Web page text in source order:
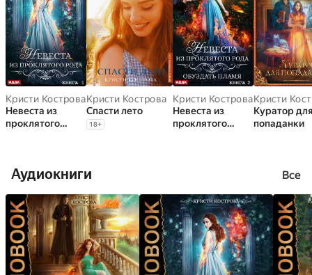
Кристи Кострова
Невеста из
проклятого
Кристи Кострова
Спасти лето
18+
Кристи Кострова
Невеста из
проклятого
Кристи
Куратор
попаданки
Аудиокниги Все